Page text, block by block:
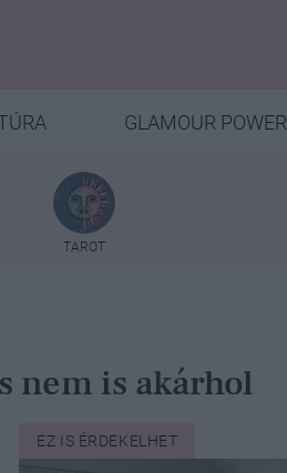
GLAMOUR POWER
TAROT
nem is akárhol
EZ IS ÉRDEKELHET